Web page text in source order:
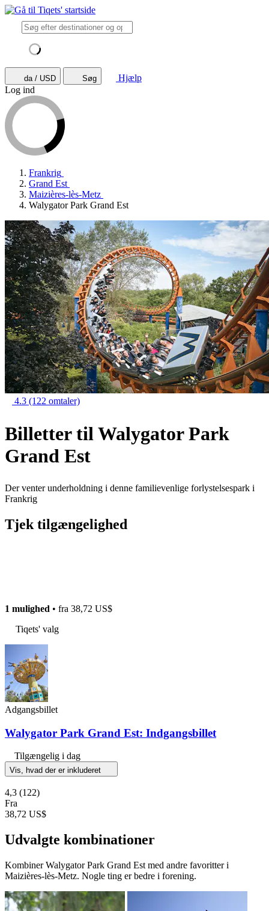
da / USD Søg
Hjælp
Log ind
Frankrig
Grand Est
Maizières-lès-Metz
Walygator Park Grand Est
4.3 (122 omtaler)
Billetter til Walygator Park
Grand Est
Der venter underholdning i denne familievenlige forlystelsespark i
Frankrig
Tjek tilgængelighed
1 mulighed • fra 38,72 US$
Tiqets' valg
Adgangsbillet
Walygator Park Grand Est: Indgangsbillet
Tilgængelig i dag
Vis, hvad der er inkluderet
4,3 (122)
Fra
38,72 US$
Udvalgte kombinationer
Kombiner Walygator Park Grand Est med andre favoritter i
Maizières-lès-Metz. Nogle ting er bedre i forening.